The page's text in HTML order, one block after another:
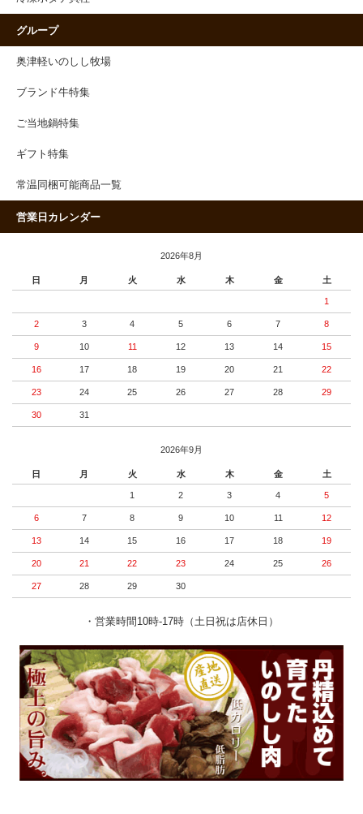
グループ
奥津軽いのしし牧場
ブランド牛特集
ご当地鍋特集
ギフト特集
常温同梱可能商品一覧
営業日カレンダー
2026年8月
日 月 火 水 木 金 土
1
2 3 4 5 6 7 8
9 10 11 12 13 14 15
16 17 18 19 20 21 22
23 24 25 26 27 28 29
30 31
2026年9月
日 月 火 水 木 金 土
1 2 3 4 5
6 7 8 9 10 11 12
13 14 15 16 17 18 19
20 21 22 23 24 25 26
27 28 29 30
・営業時間10時-17時（土日祝は店休日）